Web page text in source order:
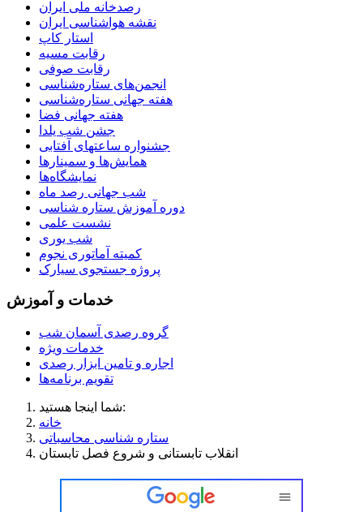
رصدخانه ملی ایران
نقشه هواشناسی ایران
استار کاپ
رقابت مسیه
رقابت صوفی
انجمن‌های ستاره‌شناسی
هفته جهانی ستاره‌شناسی
هفته جهانی فضا
جشن شب یلدا
جشنواره ساعتهای آفتابی
همایش‌ها و سمینارها
نمایشگاه‌ها
شب جهانی رصد ماه
دوره آموزش ستاره شناسی
نشست علمی
شب یوری
کمیته آماتوری نجوم
پروژه جستجوی سیارک
خدمات و آموزش
گروه رصدی آسمان شب
خدمات ویژه
اجاره و تامین ابزار رصدی
تقویم برنامه‌ها
شما اینجا هستید:
خانه
ستاره شناسی محاسباتی
انقلاب تابستانی و شروع فصل تابستان